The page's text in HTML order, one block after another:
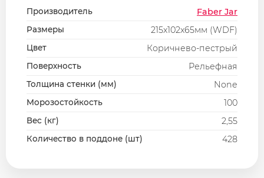
Плита перекрытия
Строительные смеси
Производитель Faber Jar
Размеры 215х102х65мм (WDF)
Цвет Коричнево-пестрый
Поверхность Рельефная
Толщина стенки (мм) None
Морозостойкость 100
Вес (кг) 2,55
Количество в поддоне (шт) 428